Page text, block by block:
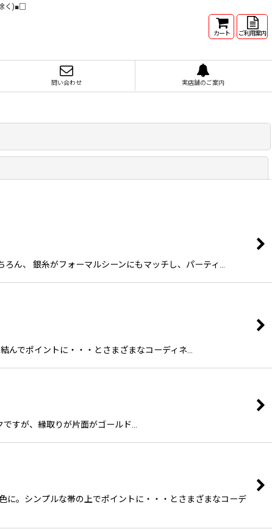
く)■□
カート ご利用案内
問い合わせ 実店舗のご案内
ん、 銀糸がフォーマルシーンにもマッチし、パーティ…
んでポイントに・・・とさまざまなコーディネ…
すが、縁取りが片面がゴールド…
に。シンプルな帯の上でポイントに・・・とさまざまなコーデ